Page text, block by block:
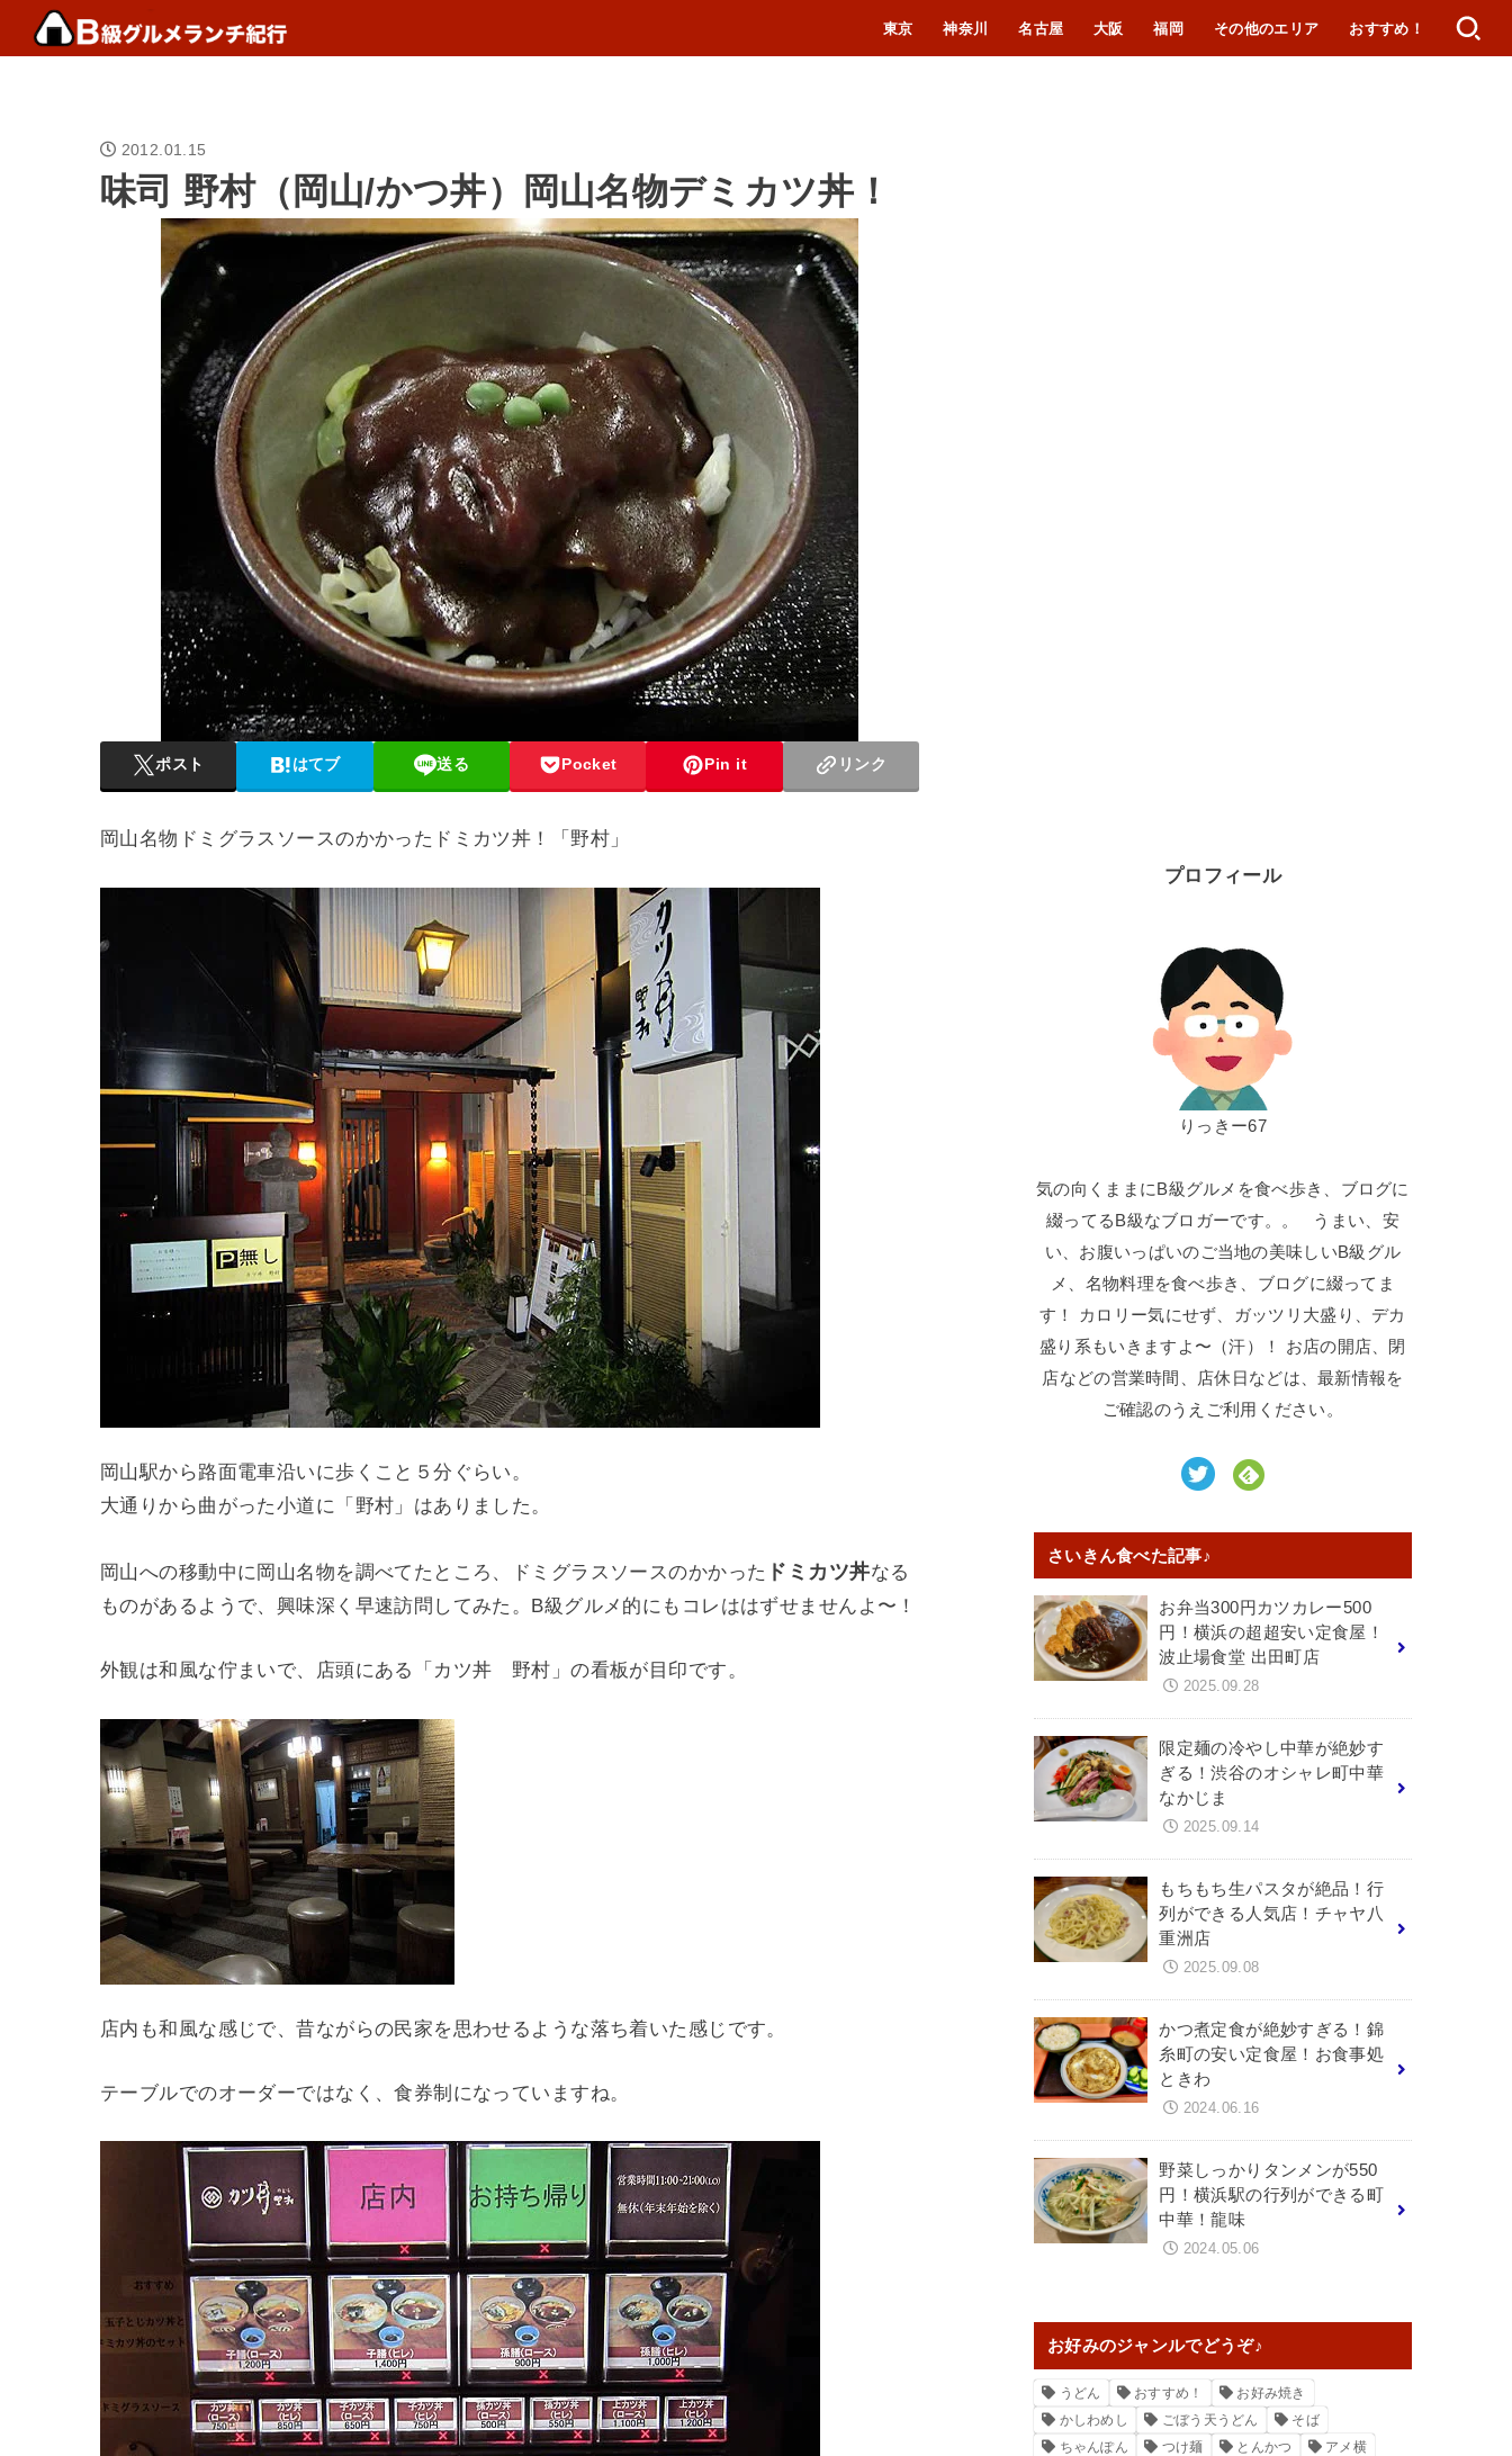
東京 神奈川 名古屋 大阪 福岡 その他のエリア おすすめ！
2012.01.15
味司 野村（岡山/かつ丼）岡山名物デミカツ丼！
ポスト はてブ 送る Pocket Pin it リンク
岡山名物ドミグラスソースのかかったドミカツ丼！「野村」
岡山駅から路面電車沿いに歩くこと５分ぐらい。
大通りから曲がった小道に「野村」はありました。
岡山への移動中に岡山名物を調べてたところ、ドミグラスソースのかかった ドミカツ丼なる
ものがあるようで、興味深く早速訪問してみた。B級グルメ的にもコレははずせませんよ〜！
外観は和風な佇まいで、店頭にある「カツ丼 野村」の看板が目印です。
店内も和風な感じで、昔ながらの民家を思わせるような落ち着いた感じです。
テーブルでのオーダーではなく、食券制になっていますね。
プロフィール
りっきー67
気の向くままにB級グルメを食べ歩き、ブログに
綴ってるB級なブロガーです。。 うまい、安
い、お腹いっぱいのご当地の美味しいB級グル
メ、名物料理を食べ歩き、ブログに綴ってま
す！ カロリー気にせず、ガッツリ大盛り、デカ
盛り系もいきますよ〜（汗）！ お店の開店、閉
店などの営業時間、店休日などは、最新情報を
ご確認のうえご利用ください。
さいきん食べた記事♪
お弁当300円カツカレー500
円！横浜の超超安い定食屋！
波止場食堂 出田町店
2025.09.28
限定麺の冷やし中華が絶妙す
ぎる！渋谷のオシャレ町中華
なかじま
2025.09.14
もちもち生パスタが絶品！行
列ができる人気店！チャヤ八
重洲店
2025.09.08
かつ煮定食が絶妙すぎる！錦
糸町の安い定食屋！お食事処
ときわ
2024.06.16
野菜しっかりタンメンが550
円！横浜駅の行列ができる町
中華！龍味
2024.05.06
お好みのジャンルでどうぞ♪
うどん おすすめ！
お好み焼き
かしわめし
ごぼう天うどん
そば
ちゃんぽん
つけ麺 とんかつ
アメ横